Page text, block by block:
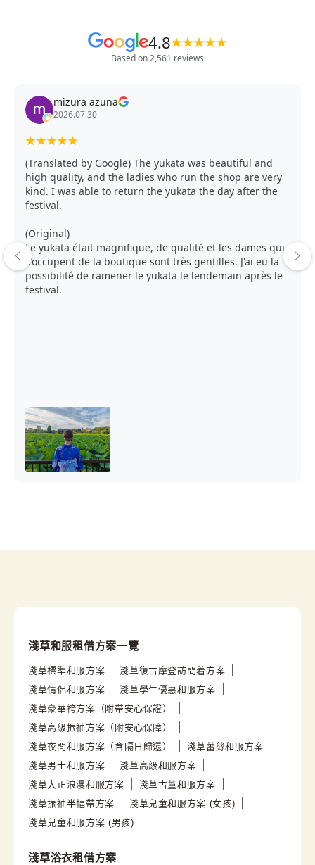
4.8★★★★★
Based on 2,561 reviews
mizura azuna
2026.07.30
★★★★★
(Translated by Google) The yukata was beautiful and
high quality, and the ladies who run the shop are very
kind. I was able to return the yukata the day after the
festival.
(Original)
Le yukata était magnifique, de qualité et les dames qui
s'occupent de la boutique sont très gentilles. J'ai eu la
possibilité de ramener le yukata le lendemain après le
festival.
淺草和服租借方案一覽
淺草標準和服方案
淺草復古摩登訪問着方案
淺草情侶和服方案
淺草學生優惠和服方案
淺草豪華袴方案（附帶安心保證）
淺草高級振袖方案（附安心保障）
淺草夜間和服方案（含隔日歸還）
淺草蕾絲和服方案
淺草男士和服方案
淺草高級和服方案
淺草大正浪漫和服方案
淺草古董和服方案
淺草振袖半幅帶方案
淺草兒童和服方案 (女孩)
淺草兒童和服方案 (男孩)
淺草浴衣租借方案